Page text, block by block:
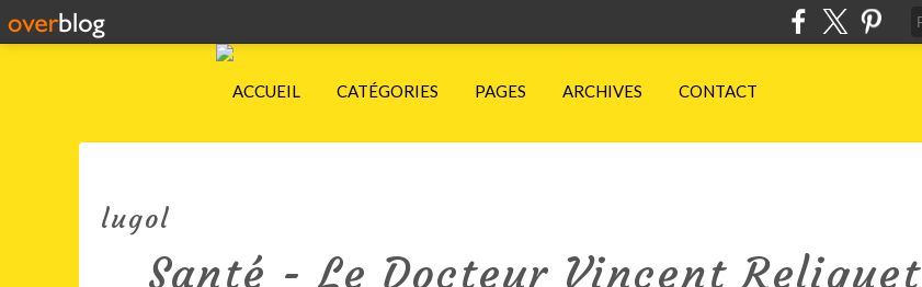
ACCUEIL CATÉGORIES PAGES ARCHIVES CONTACT
lugol
Santé - Le Docteur Vincent Reliquet